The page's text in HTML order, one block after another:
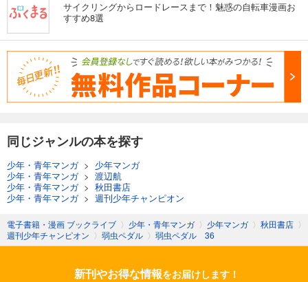
弱虫ペダル 94
649円 (税込)
カート
649 円 (税込)
あらすじを表示する
649円 (税込)
サイクリングからロードレースまで！魅惑の自転車漫画お
すすめ8選
同じジャンルの本を探す
少年・青年マンガ> 少年マンガ
少年・青年マンガ> 渡辺航
少年・青年マンガ> 秋田書店
少年・青年マンガ> 週刊少年チャンピオン
電子書籍・漫画 ブックライブ 〉 少年・青年マンガ 〉 少年マンガ 〉 秋田書店 〉
週刊少年チャンピオン 〉 弱虫ペダル 〉 弱虫ペダル 36
新刊やお得な情報をお届けします！